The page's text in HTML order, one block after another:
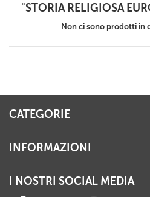
CHIESA
RIVISTE
"STORIA RELIGIOSA
Non ci sono prodotti in
CATEGORIE
INFORMAZIONI
I NOSTRI SOCIAL MEDIA